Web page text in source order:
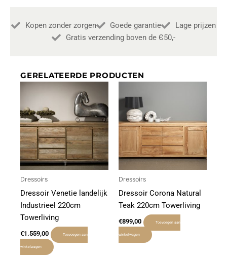
Kopen zonder zorgen Goede garantie
Lage prijzen
Gratis verzending boven de Є50,-
GERELATEERDE PRODUCTEN
Dressoirs
Dressoir Venetie landelijk
Industrieel 220cm
Towerliving
€1.559,00 Toevoegen aan
winkelwagen
Dressoirs
Dressoir Corona Natural
Teak 220cm Towerliving
€899,00 Toevoegen aan
winkelwagen